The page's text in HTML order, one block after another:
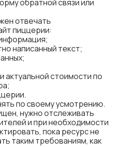
обратной связи или
отвечать
пиццерии:
написанный текст;
актуальной стоимости по
по своему усмотрению.
нужно отслеживать
и при необходимости
пока ресурс не
таким требованиям, как